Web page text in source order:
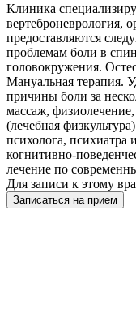
Клиника
вертеброневрология,
предоставляются
проблемам боли в
головокружения.
Мануальная терапия.
причины боли за
массаж,
(лечебная
психолога, психиатра
когнитивно-
лечение по
Для записи к этому
Записаться на прием